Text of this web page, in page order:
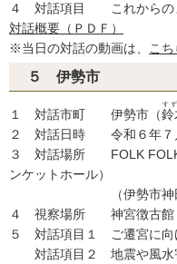
４ 対話項目 これからの
対話概要（ＰＤＦ）
※当日の対話の動画は、
こち
５ 伊勢市
１ 対話市町 伊勢市（鈴
す
２ 対話日時 令和６年７
３ 対話場所 FOLK FOLK
ンケットホール）
（伊勢市神田久志
４ 視察場所 神宮徴古館（
５ 対話項目１ ご遷宮に向
対話項目２ 地震や風水害